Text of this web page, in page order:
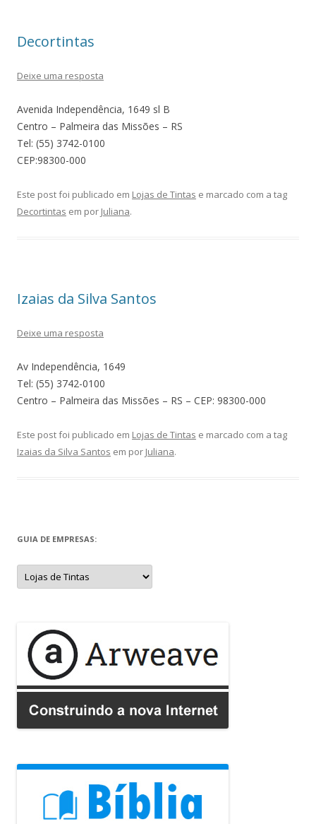
Decortintas
Deixe uma resposta
Avenida Independência, 1649 sl B
Centro – Palmeira das Missões – RS
Tel: (55) 3742-0100
CEP:98300-000
Este post foi publicado em Lojas de Tintas e marcado com a tag
Decortintas em por Juliana.
Izaias da Silva Santos
Deixe uma resposta
Av Independência, 1649
Tel: (55) 3742-0100
Centro – Palmeira das Missões – RS – CEP: 98300-000
Este post foi publicado em Lojas de Tintas e marcado com a tag
Izaias da Silva Santos em por Juliana.
GUIA DE EMPRESAS:
Guia
de
Empresas: